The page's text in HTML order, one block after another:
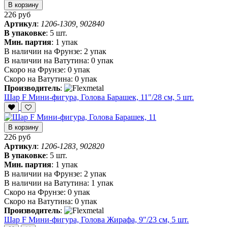
В корзину
226 руб
Артикул: 1206-1309, 902840
В упаковке: 5 шт.
Мин. партия: 1 упак
В наличии на Фрунзе: 2 упак
В наличии на Ватутина: 0 упак
Скоро на Фрунзе: 0 упак
Скоро на Ватутина: 0 упак
Производитель:
Шар F Мини-фигура, Голова Барашек, 11"/28 см, 5 шт.
В корзину
226 руб
Артикул: 1206-1283, 902820
В упаковке: 5 шт.
Мин. партия: 1 упак
В наличии на Фрунзе: 2 упак
В наличии на Ватутина: 1 упак
Скоро на Фрунзе: 0 упак
Скоро на Ватутина: 0 упак
Производитель:
Шар F Мини-фигура, Голова Жирафа, 9"/23 см, 5 шт.